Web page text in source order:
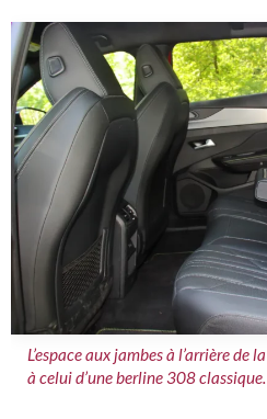
L’espace aux jambes à l’arrière
à celui d’une berline 308 classique.